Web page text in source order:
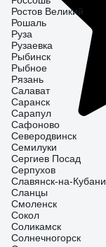
Ростов Великий
Рошаль
Руза
Рузаевка
Рыбинск
Рыбное
Рязань
Салават
Саранск
Сарапул
Сафоново
Северодвинск
Семилуки
Сергиев Посад
Серпухов
Славянск-на-Кубани
Сланцы
Смоленск
Сокол
Соликамск
Солнечногорск